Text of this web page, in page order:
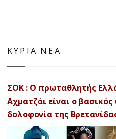
ΚΥΡΙΑ ΝΕΑ
ΣΟΚ : Ο πρωταθλητής
Αχματζάι είναι ο
δολοφονία της